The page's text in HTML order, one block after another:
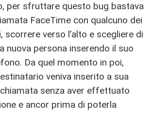
per sfruttare questo bug bastava
FaceTime con qualcuno dei
verso l’alto e scegliere di
nuova persona inserendo il suo
Da quel momento in poi,
veniva inserito a sua
senza aver effettuato
e ancor prima di poterla